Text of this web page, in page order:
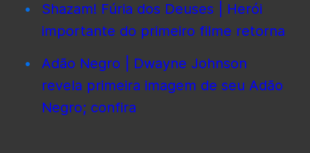
Shazam! Fúria dos Deuses | Herói
importante do primeiro filme retorna
Adão Negro | Dwayne Johnson
revela primeira imagem de seu Adão
Negro; confira